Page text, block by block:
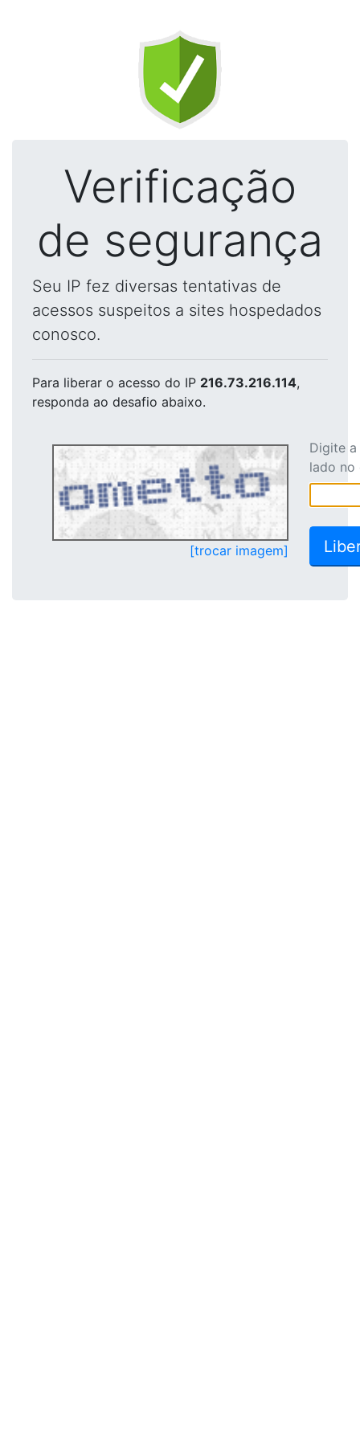
Verificação
de segurança
Seu IP fez diversas tentativas de
acessos suspeitos a sites hospedados
conosco.
Para liberar o acesso do IP 216.73.216.114,
responda ao desafio abaixo.
[trocar imagem]
Digite
lado no